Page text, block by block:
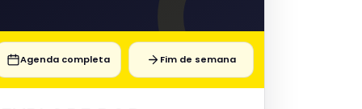
Agenda completa Fim de semana